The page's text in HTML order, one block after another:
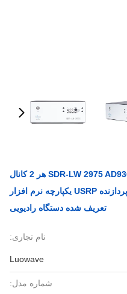
SDR-LW 2975 AD9361 RF 70 MHz-6 GHz 56 MHz BW هر 2 کانال
4 × PCIE BUS 2 × USB 3.0 I7 پردازنده USRP یکپارچه نرم افزار
تعریف شده دستگاه رادیویی
نام تجاری:
Luowave
شماره مدل: